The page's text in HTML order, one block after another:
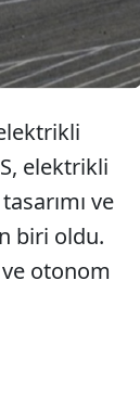
elektrikli
ve
biri oldu.
otonom